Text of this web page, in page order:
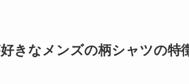
きなメンズの柄シャツの特